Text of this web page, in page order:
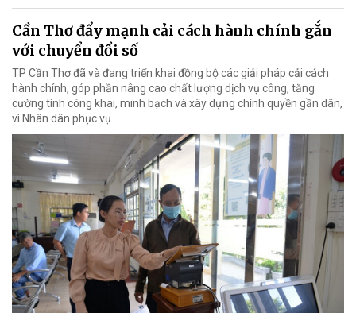
Cần Thơ đẩy mạnh cải cách hành chính gắn
với chuyển đổi số
TP Cần Thơ đã và đang triển khai đồng bộ các giải pháp cải cách
hành chính, góp phần nâng cao chất lượng dịch vụ công, tăng
cường tính công khai, minh bạch và xây dựng chính quyền gần dân,
vì Nhân dân phục vụ.